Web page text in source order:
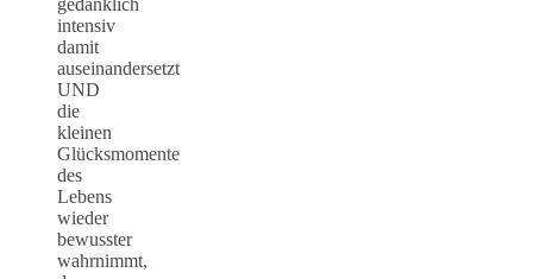
gedanklich
intensiv
damit
auseinandersetzt
UND
die
kleinen
Glücksmomente
des
Lebens
wieder
bewusster
wahrnimmt,